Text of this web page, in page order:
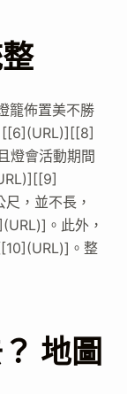
籠佈置美不勝
燈會活動期間
，並不長，
。此外，
。整
地圖